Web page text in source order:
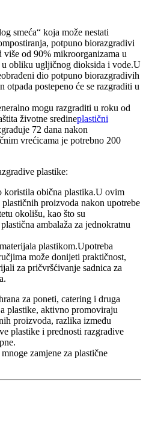
smeća“ koja može nestati
potpuno biorazgradivi
od 90% mikroorganizama u
obliku ugljičnog dioksida i vode.U
dio potpuno biorazgradivih
otpada postepeno će se razgraditi u
mogu razgraditi u roku od
životne sredineplastični
72 dana nakon
vrećicama je potrebno 200
plastike:
koristila obična plastika.U ovim
proizvoda nakon upotrebe
okolišu, kao što su
ambalaža za jednokratnu
plastikom.Upotreba
može donijeti praktičnost,
za pričvršćivanje sadnica za
za poneti, catering i druga
plastike, aktivno promoviraju
proizvoda, razlika između
plastike i prednosti razgradive
zamjene za plastične